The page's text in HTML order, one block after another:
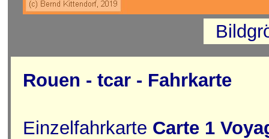
Rouen - tcar - Fahrkarte
Einzelfahrkarte Carte 1